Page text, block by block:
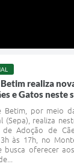
realiza
e Gatos neste
Betim, por meio
(Sepa), realiza
Adoção de
às 17h, no
busca oferecer